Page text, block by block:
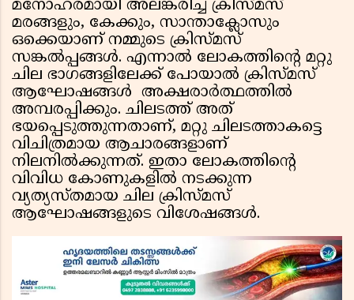
മനോഹരമായി അലങ്കരിച്ച ക്രിസ്മസ്
മരങ്ങളും, കേക്കും, സാന്താക്ലോസും
ഒക്കെയാണ് നമ്മുടെ ക്രിസ്മസ്
സങ്കൽപ്പങ്ങൾ. എന്നാൽ ലോകത്തിന്റെ മറ്റു
ചില ഭാഗങ്ങളിലേക്ക് പോയാൽ ക്രിസ്മസ്
ആഘോഷങ്ങൾ അക്ഷരാർത്ഥത്തിൽ
അമ്പരപ്പിക്കും. ചിലടത്ത് അത്
ഭയപ്പെടുത്തുന്നതാണ്, മറ്റു ചിലടത്താകട്ടെ
വിചിത്രമായ ആചാരങ്ങളാണ്
നിലനിൽക്കുന്നത്. ഇതാ ലോകത്തിന്റെ
വിവിധ കോണുകളിൽ നടക്കുന്ന
വ്യത്യസ്തമായ ചില ക്രിസ്മസ്
ആഘോഷങ്ങളുടെ വിശേഷങ്ങൾ.